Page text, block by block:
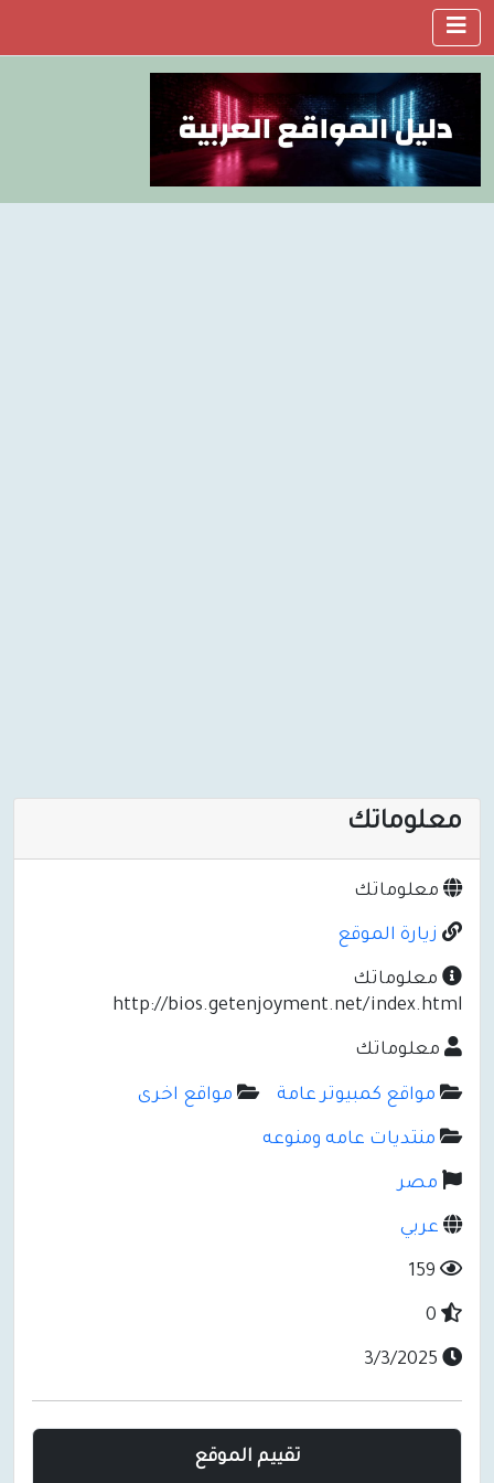
معلوماتك
معلوماتك
زيارة الموقع
معلوماتك
http://bios.getenjoyment.net/index.html
معلوماتك
مواقع كمبيوتر عامة مواقع اخرى
منتديات عامه ومنوعه
مصر
عربي
تقييم الموقع